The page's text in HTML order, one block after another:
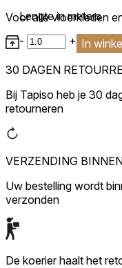
Lengte in meters
-
+ In
Voor alle vloerkleden
30 DAGEN
Bij Tapiso heb je 30
retourneren
VERZENDING
Uw bestelling wordt
verzonden
De koerier haalt het